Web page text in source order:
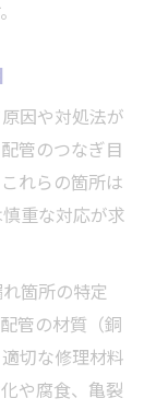
因や対処法が
管のつなぎ目
れらの箇所は
重な対応が求
箇所の特定
管の材質（銅
切な修理材料
や腐食、亀裂